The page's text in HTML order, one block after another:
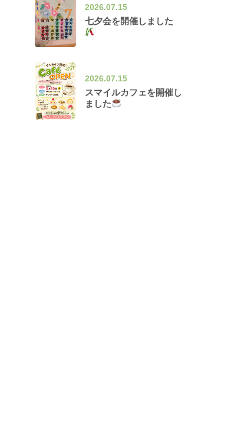
2026.07.15
七夕会を開催しました
2026.07.15
スマイルカフェを開催し
ました